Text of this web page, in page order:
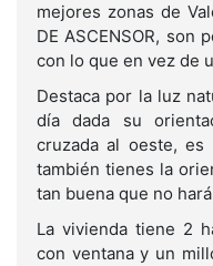
mejores zonas de
DE ASCENSOR, son
con lo que en vez de
Destaca por la luz
día dada su
cruzada al oeste,
también tienes la
tan buena que no
La vivienda tiene 2
con ventana y un